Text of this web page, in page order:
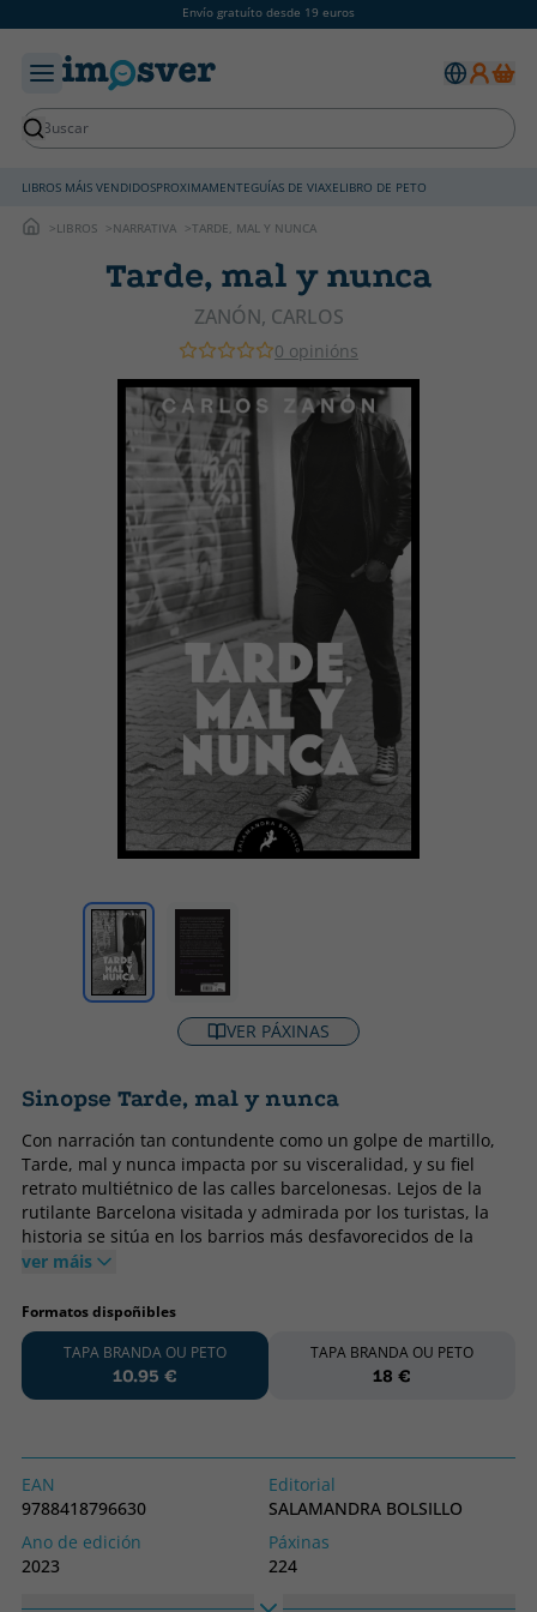
Envío gratuíto desde 19 euros
LIBROS MÁIS VENDIDOSPROXIMAMENTEGUÍAS DE VIAXELIBRO DE PETO
LIBROS NARRATIVA TARDE, MAL Y NUNCA
Tarde, mal y nunca
ZANÓN, CARLOS
0 opinións
VER PÁXINAS
Sinopse Tarde, mal y nunca
Con narración tan contundente como un golpe de martillo,
Tarde, mal y nunca impacta por su visceralidad, y su fiel
retrato multiétnico de las calles barcelonesas. Lejos de la
rutilante Barcelona visitada y admirada por los turistas, la
historia se sitúa en los barrios más desfavorecidos de la
ciudad, un territorio olvidado donde la presencia cada vez
maneras de vivir. Allí, en un entorno de crisis económica y
social donde las drogas, la violencia y la prostitución campan
a sus anchas, cobra protagonismo un grupo de jóvenes
abocados a ser carne y alma de cañón: Álex, que oye voces y
tiene visiones; Epi, su hermano pequeño y colega de Tanveer
Epi y auténtica femme fatale que termina liándose con
Tanveer. El resultado es un triángulo amoroso explosivo que
acaba hecho añicos y teñido de sangre, como los sueños de
más inadecuado. Gracias a su especial sensibilidad para
captar el habla de la calle, Zanón describe con descarnado
ver máis
Formatos dispoñibles
TAPA BRANDA OU PETO
10.95 €
TAPA BRANDA OU PETO
18 €
EAN
9788418796630
Editorial
SALAMANDRA BOLSILLO
Ano de edición
2023
Páxinas
224
Idioma